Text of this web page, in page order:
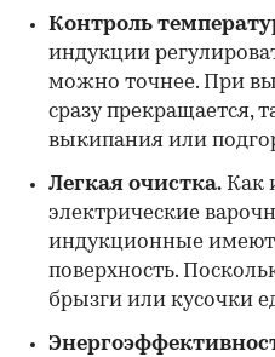
Контроль
индукции
можно точнее. При
сразу прекращается,
выкипания или
Легкая очистка. Как
электрические
индукционные имеют
поверхность.
брызги или кусочки